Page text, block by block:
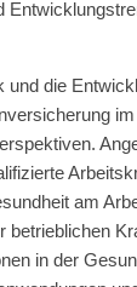
und die
am
betrieblichen
in der